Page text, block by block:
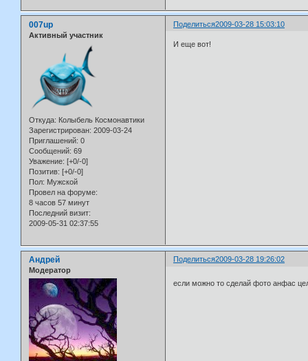
Поделиться2009-03-28 15:03:10
007up
Активный участник
Откуда: Колыбель Космонавтики
Зарегистрирован: 2009-03-24
Приглашений: 0
Сообщений: 69
Уважение: [+0/-0]
Позитив: [+0/-0]
Пол: Мужской
Провел на форуме:
8 часов 57 минут
Последний визит:
2009-05-31 02:37:55
И еще вот!
Поделиться2009-03-28 19:26:02
Андрей
Модератор
если можно то сделай фото анфас